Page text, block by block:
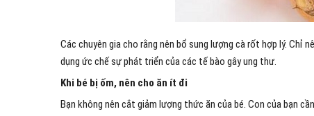
Các chuyên gia cho rằng nên bổ sung lượng cà rốt hợp lý. Chỉ
dụng ức chế sự phát triển của các tế bào gây ung thư.
Khi bé bị ốm, nên cho ăn ít đi
Bạn không nên cắt giảm lượng thức ăn của bé. Con của bạn